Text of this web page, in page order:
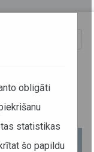
obligāti
statistikas
šo papildu